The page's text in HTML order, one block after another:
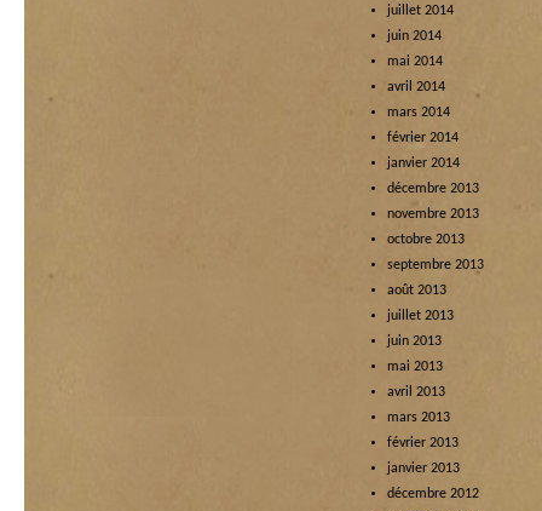
juillet 2014
juin 2014
mai 2014
avril 2014
mars 2014
février 2014
janvier 2014
décembre 2013
novembre 2013
octobre 2013
septembre 2013
août 2013
juillet 2013
juin 2013
mai 2013
avril 2013
mars 2013
février 2013
janvier 2013
décembre 2012